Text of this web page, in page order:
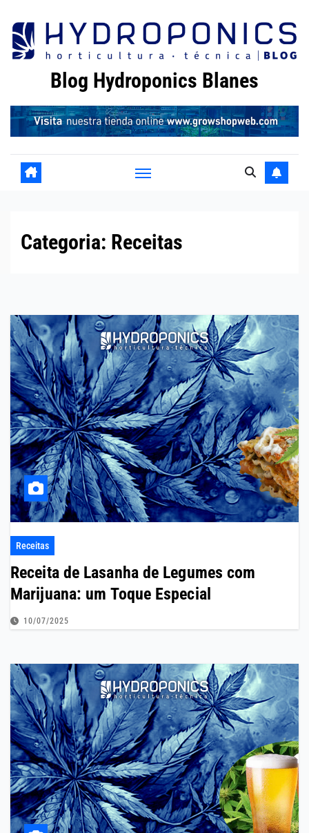
content
Blog Hydroponics Blanes
Categoria: Receitas
Receitas
Receita de Lasanha de Legumes com
Marijuana: um Toque Especial
10/07/2025